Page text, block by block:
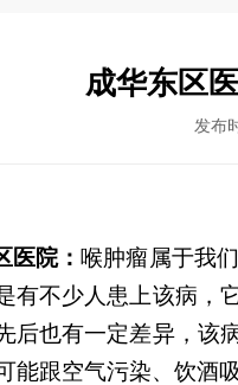
成华东区
发布
医院： 喉肿瘤属于我
有不少人患上该病，
后也有一定差异，该
能跟空气污染、饮酒